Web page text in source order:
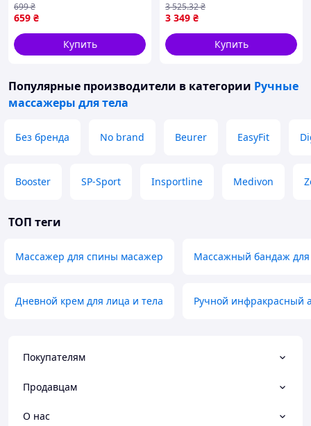
659 ₴
699₴
Купить
3 349 ₴
3 525.32₴
Купить
Популярные производители в категории Ручные
массажеры для тела
Без бренда No brand Beurer EasyFit
Booster SP-Sport Insportline Medivon
ТОП теги
Массажер для спины масажер Массажный бандаж
Дневной крем для лица и тела Ручной инфракрасный
Покупателям
Продавцам
О нас